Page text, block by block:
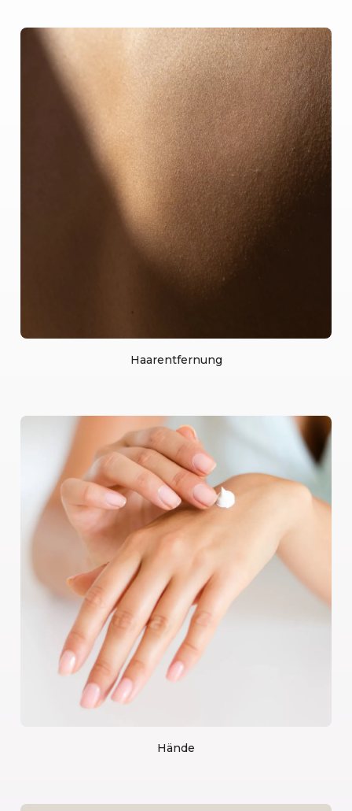
Haarentfernung
Hände